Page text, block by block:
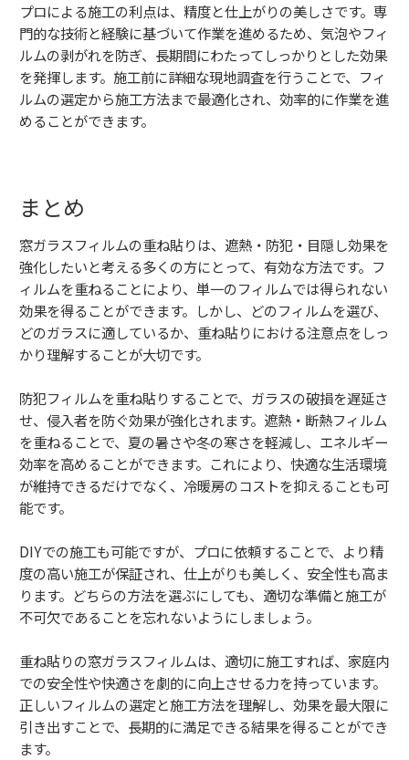
プロによる施工の利点は、精度と仕上がりの美しさです。専
門的な技術と経験に基づいて作業を進めるため、気泡やフィ
ルムの剥がれを防ぎ、長期間にわたってしっかりとした効果
を発揮します。施工前に詳細な現地調査を行うことで、フィ
ルムの選定から施工方法まで最適化され、効率的に作業を進
めることができます。
まとめ
窓ガラスフィルムの重ね貼りは、遮熱・防犯・目隠し効果を
強化したいと考える多くの方にとって、有効な方法です。フ
ィルムを重ねることにより、単一のフィルムでは得られない
効果を得ることができます。しかし、どのフィルムを選び、
どのガラスに適しているか、重ね貼りにおける注意点をしっ
かり理解することが大切です。
防犯フィルムを重ね貼りすることで、ガラスの破損を遅延さ
せ、侵入者を防ぐ効果が強化されます。遮熱・断熱フィルム
を重ねることで、夏の暑さや冬の寒さを軽減し、エネルギー
効率を高めることができます。これにより、快適な生活環境
が維持できるだけでなく、冷暖房のコストを抑えることも可
能です。
DIYでの施工も可能ですが、プロに依頼することで、より精
度の高い施工が保証され、仕上がりも美しく、安全性も高ま
ります。どちらの方法を選ぶにしても、適切な準備と施工が
不可欠であることを忘れないようにしましょう。
重ね貼りの窓ガラスフィルムは、適切に施工すれば、家庭内
での安全性や快適さを劇的に向上させる力を持っています。
正しいフィルムの選定と施工方法を理解し、効果を最大限に
引き出すことで、長期的に満足できる結果を得ることができ
ます。